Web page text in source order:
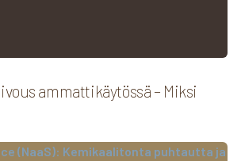
ammattikäytössä – Miksi